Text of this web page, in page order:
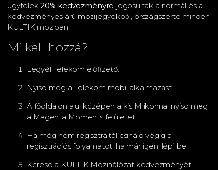
ügyfelek 20% kedvezményre jogosultak a normál és a
kedvezményes árú mozijegyekből, országszerte minden
KULTIK moziban.
Mi kell hozzá?
Legyél Telekom előfizető.
Nyisd meg a Telekom mobil alkalmazást.
A főoldalon alul középen a kis M ikonnal nyisd meg
a Magenta Moments felületet.
Ha még nem regisztráltál csináld végig a
regisztrációs folyamatot, ha már igen, lépj be.
Keresd a KULTIK Mozihálózat kedvezményét.